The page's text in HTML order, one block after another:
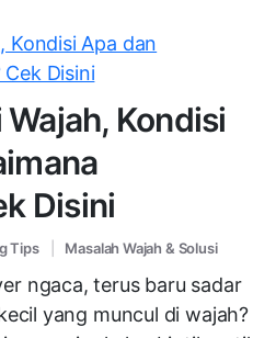
Kondisi
Disini
Tips Masalah Wajah & Solusi
ngaca, terus baru sadar
yang muncul di wajah?